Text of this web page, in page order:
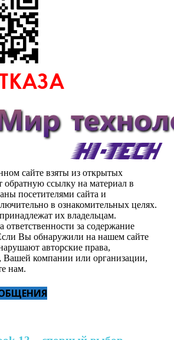
сайте взяты из открытых
ссылку на материал в
посетителями сайта и
в ознакомительных целях.
их владельцам.
ответственности за содержание
Вы обнаружили на нашем сайте
авторские права,
компании или организации,
нам.